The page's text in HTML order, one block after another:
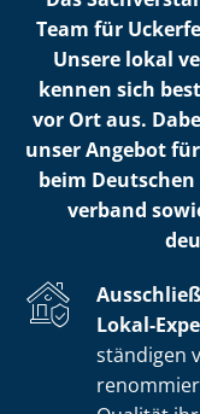
Team für
Unsere lokal
kennen sich
vor Ort aus.
unser Angebot
beim
ver­band
Lokal-
stän­di­gen